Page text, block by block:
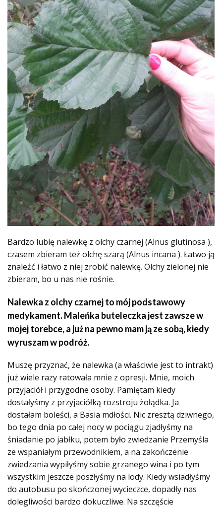
Bardzo lubię nalewkę z olchy czarnej (Alnus glutinosa ),
czasem zbieram też olchę szarą (Alnus incana ). Łatwo ją
znaleźć i łatwo z niej zrobić nalewkę. Olchy zielonej nie
zbieram, bo u nas nie rośnie.
Nalewka z olchy czarnej to mój podstawowy
medykament. Maleńka buteleczka jest zawsze w
mojej torebce, a już na pewno mam ją ze sobą, kiedy
wyruszam w podróż.
Muszę przyznać, że nalewka (a właściwie jest to intrakt)
już wiele razy ratowała mnie z opresji. Mnie, moich
przyjaciół i przygodne osoby. Pamiętam kiedy
dostałyśmy z przyjaciółką rozstroju żołądka. Ja
dostałam boleści, a Basia mdłości. Nic zresztą dziwnego,
bo tego dnia po całej nocy w pociągu zjadłyśmy na
śniadanie po jabłku, potem było zwiedzanie Przemyśla
ze wspaniałym przewodnikiem, a na zakończenie
zwiedzania wypiłyśmy sobie grzanego wina i po tym
wszystkim jeszcze poszłyśmy na lody. Kiedy wsiadłyśmy
do autobusu po skończonej wycieczce, dopadły nas
dolegliwości bardzo dokuczliwe. Na szczęście